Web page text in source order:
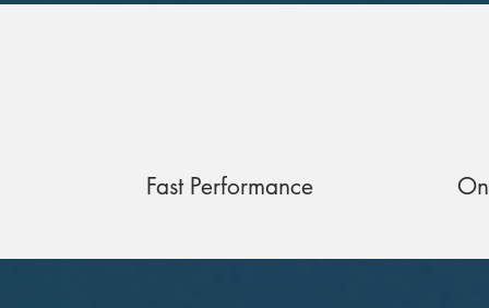
Fast Performance